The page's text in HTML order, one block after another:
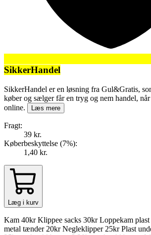
SikkerHandel
SikkerHandel er en løsning fra Gul&Gratis,
køber og sælger får en tryg og nem handel,
online.
Læs mere
Fragt:
39 kr.
Køberbeskyttelse (7%):
1,40 kr.
Læg i kurv
Kam 40kr Klippee sacks 30kr Loppekam
metal tænder 20kr Negleklipper 25kr Plast